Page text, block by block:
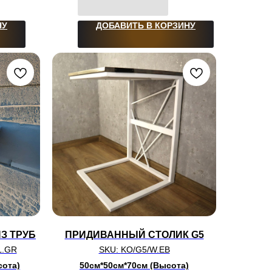
ДОБАВИТЬ В КОРЗИНУ
ТРУБ ПРИДИВАННЫЙ СТОЛИК G5
SKU: KO/G5/W.EB
50см*50см*70см (Высота)